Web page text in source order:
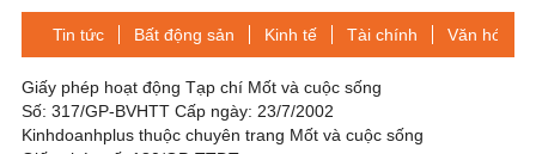
Tin tức Bất động sản Kinh tế Tài chính Văn hóa-
Giấy phép hoạt động Tạp chí Mốt và cuộc sống
Số: 317/GP-BVHTT Cấp ngày: 23/7/2002
Kinhdoanhplus thuộc chuyên trang Mốt và cuộc sống